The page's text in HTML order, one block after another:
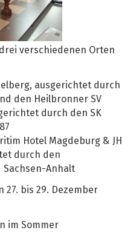
verschiedenen Orten
ausgerichtet durch
den Heilbronner SV
durch den SK
Hotel Magdeburg & JH
durch den
Sachsen-Anhalt
27. bis 29. Dezember
im Sommer